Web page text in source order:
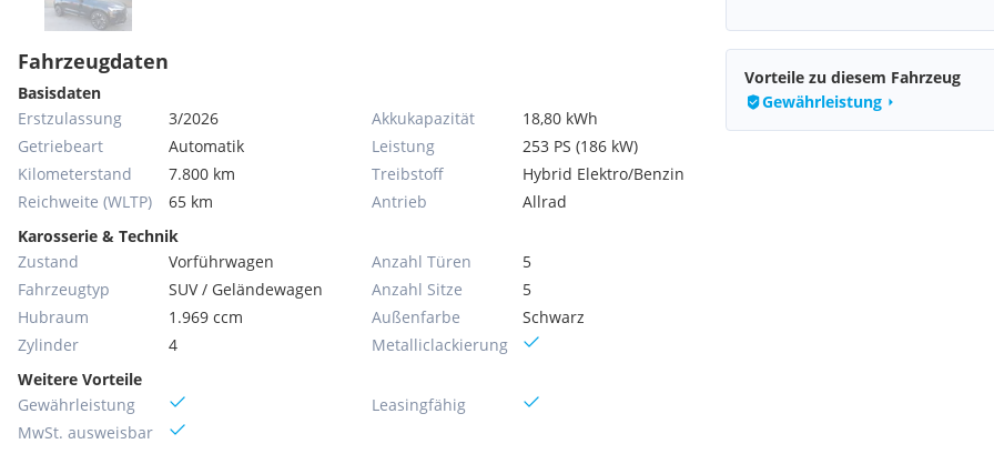
Fahrzeugdaten
Basisdaten
Erstzulassung
3/2026
Getriebeart
Automatik
Kilometerstand
7.800 km
Reichweite (WLTP)
65 km
Akkukapazität
18,80 kWh
Leistung
253 PS (186 kW)
Treibstoff
Hybrid Elektro/Benzin
Antrieb
Allrad
Karosserie & Technik
Zustand
Vorführwagen
Fahrzeugtyp
SUV / Geländewagen
Hubraum
1.969 ccm
Zylinder
4
Anzahl Türen
5
Anzahl Sitze
5
Außenfarbe
Schwarz
Metallic­lackierung
Weitere Vorteile
Gewährleistung
MwSt. ausweisbar
Leasingfähig
Vorteile zu diesem Fahrzeug
Gewährleistung